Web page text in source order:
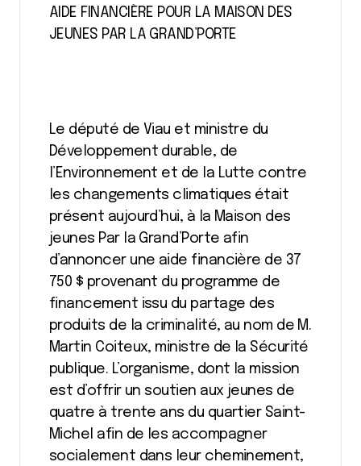
AIDE FINANCIÈRE POUR LA MAISON DES
JEUNES PAR LA GRAND’PORTE
Le député de Viau et ministre du
Développement durable, de
l’Environnement et de la Lutte contre
les changements climatiques était
présent aujourd’hui, à la Maison des
jeunes Par la Grand’Porte afin
d’annoncer une aide financière de 37
750 $ provenant du programme de
financement issu du partage des
produits de la criminalité, au nom de M.
Martin Coiteux, ministre de la Sécurité
publique. L’organisme, dont la mission
est d’offrir un soutien aux jeunes de
quatre à trente ans du quartier Saint-
Michel afin de les accompagner
socialement dans leur cheminement,